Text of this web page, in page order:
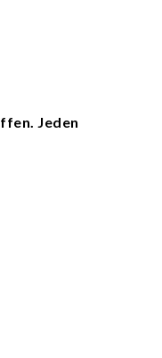
Jeden